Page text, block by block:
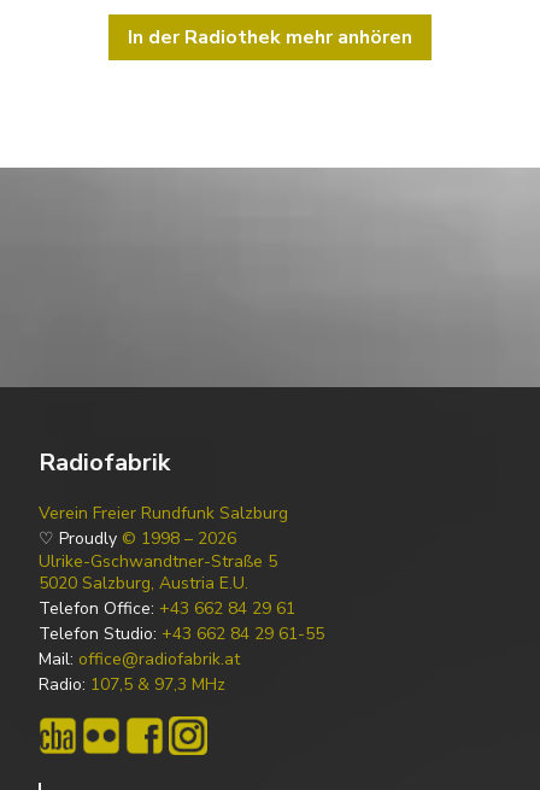
In der Radiothek mehr anhören
Radiofabrik
Verein Freier Rundfunk Salzburg
♡ Proudly © 1998 – 2026
Ulrike-Gschwandtner-Straße 5
5020 Salzburg, Austria E.U.
Telefon Office: +43 662 84 29 61
Telefon Studio: +43 662 84 29 61-55
Mail: office@radiofabrik.at
Radio: 107,5 & 97,3 MHz